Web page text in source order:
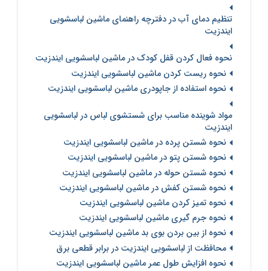
تنظیم دمای آب در دفترچه راهنمای ماشین لباسشویی
ایندزیت
نحوه فعال کردن قفل کودک در ماشین لباسشویی ایندزیت
نحوه ریست کردن ماشین لباسشویی ایندزیت
نحوه استفاده از جاپودری ماشین لباسشویی ایندزیت
مواد شوینده مناسب برای شستشوی لباس در لباسشویی
ایندزیت
نحوه شستن پرده در ماشین لباسشویی ایندزیت
نحوه شستن پتو در ماشین لباسشویی ایندزیت
نحوه شستن حوله در ماشین لباسشویی ایندزیت
نحوه شستن کفش در ماشین لباسشویی ایندزیت
نحوه تمیز کردن ماشین لباسشویی ایندزیت
نحوه جرم گیری ماشین لباسشویی ایندزیت
نحوه از بین بردن بوی بد ماشین لباسشویی ایندزیت
محافظت از لباسشویی ایندزیت در برابر قطعی برق
نحوه افزایش طول عمر ماشین لباسشویی ایندزیت